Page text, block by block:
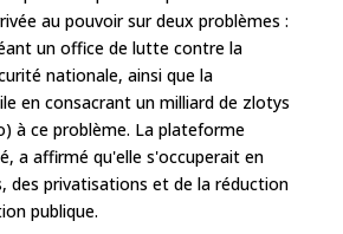
au pouvoir sur deux problèmes :
un office de lutte contre la
nationale, ainsi que la
en consacrant un milliard de zlotys
à ce problème. La plateforme
a affirmé qu'elle s'occuperait en
des privatisations et de la réduction
publique.